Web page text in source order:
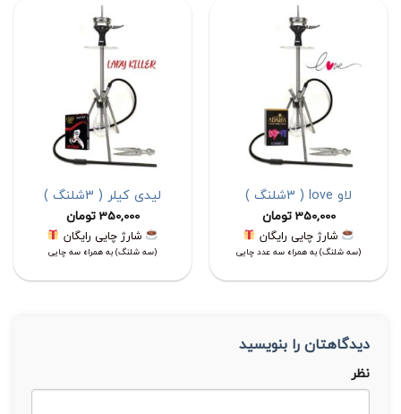
لاو love ( 3شلنگ )
350,000 تومان
شارژ چایی رایگان
(سه شلنگ) به همراه سه عدد چایی
لیدی کیلر ( 3شلنگ )
350,000 تومان
شارژ چایی رایگان
(سه شلنگ) به همراه سه چایی
دیدگاهتان را بنویسید
نظر